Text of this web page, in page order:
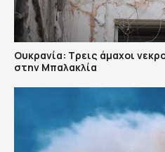
Ουκρανία: Τρεις άμαχοι
στην Μπαλακλία